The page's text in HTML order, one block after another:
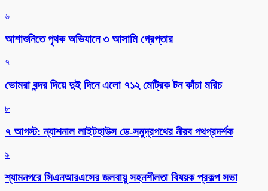
৬
আশাশুনিতে পৃথক অভিযানে ৩ আসামি গ্রেপ্তার
৭
ভোমরা বন্দর দিয়ে দুই দিনে এলো ৭১২ মেট্রিক টন কাঁচা মরিচ
৮
৭ আগস্ট: ন্যাশনাল লাইটহাউস ডে-সমুদ্রপথের নীরব পথপ্রদর্শক
৯
শ্যামনগরে সিএনআরএসের জলবায়ু সহনশীলতা বিষয়ক প্রকল্প সভা